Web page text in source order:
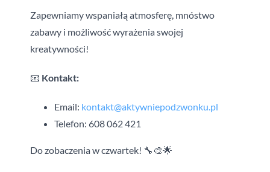
O nas
Zamów voucher
Zapewniamy wspaniałą atmosferę, mnóstwo
zabawy i możliwość wyrażenia swojej
kreatywności!
📧 Kontakt:
Email: kontakt@aktywniepodzwonku.pl
Telefon: 608 062 421
Do zobaczenia w czwartek! 🔧🎨🌟